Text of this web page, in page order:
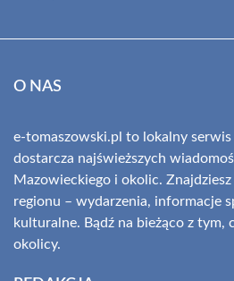
O NAS
e-tomaszowski.pl to lokalny
dostarcza najświeższych
Mazowieckiego i okolic.
regionu – wydarzenia, informacje
kulturalne. Bądź na bieżąco z tym,
okolicy.